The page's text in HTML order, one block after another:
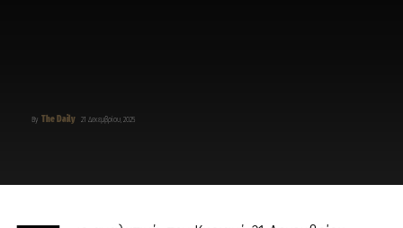
By The Daily 21 Δεκεμβρίου, 2025